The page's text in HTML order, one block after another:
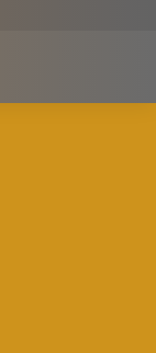
di Kemuning